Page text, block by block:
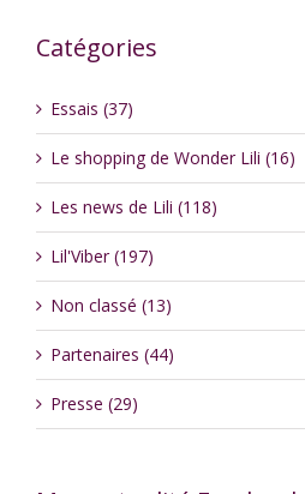
Catégories
Essais (37)
Le shopping de Wonder Lili (16)
Les news de Lili (118)
Lil'Viber (197)
Non classé (13)
Partenaires (44)
Presse (29)